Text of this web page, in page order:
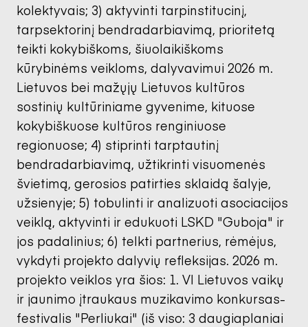
kolektyvais; 3) aktyvinti tarpinstitucinį,
tarpsektorinį bendradarbiavimą, prioritetą
teikti kokybiškoms, šiuolaikiškoms
kūrybinėms veikloms, dalyvavimui 2026 m.
Lietuvos bei mažųjų Lietuvos kultūros
sostinių kultūriniame gyvenime, kituose
kokybiškuose kultūros renginiuose
regionuose; 4) stiprinti tarptautinį
bendradarbiavimą, užtikrinti visuomenės
švietimą, gerosios patirties sklaidą šalyje,
užsienyje; 5) tobulinti ir analizuoti asociacijos
veiklą, aktyvinti ir edukuoti LSKD "Guboja" ir
jos padalinius; 6) telkti partnerius, rėmėjus,
vykdyti projekto dalyvių refleksijas. 2026 m.
projekto veiklos yra šios: 1. VI Lietuvos vaikų
ir jaunimo įtraukaus muzikavimo konkursas-
festivalis "Perliukai" (iš viso: 3 daugiaplaniai